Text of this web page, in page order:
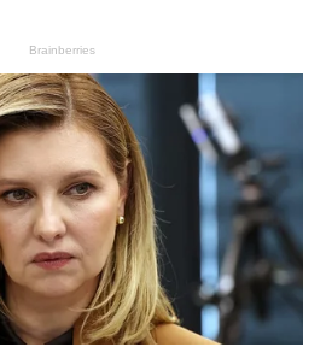
Brainberries